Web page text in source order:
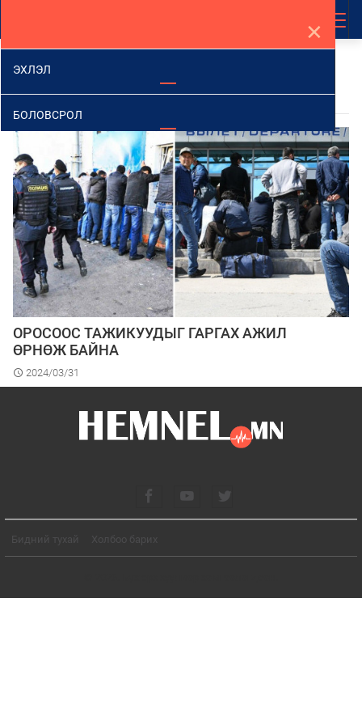
✕
ЭХЛЭЛ
БОЛОВСРОЛ
ХУУЛЬ
УЛС ТӨР
НИЙГЭМ, ЭДИЙН ЗАСАГ
ДЭЛХИЙД
СПОРТ
БУСАД
ВИДЕО
ОРОСООС ТАЖИКУУДЫГ ГАРГАХ АЖИЛ
ӨРНӨЖ БАЙНА
2024/03/31
Бидний тухай Холбоо барих